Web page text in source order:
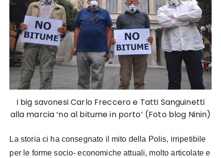
I big savonesi Carlo Freccero e Tatti Sanguinetti
alla marcia ‘no al bitume in porto’ (Foto blog Ninin)
La storia ci ha consegnato il mito della Polis, irripetibile
per le forme socio- economiche attuali, molto articolate e